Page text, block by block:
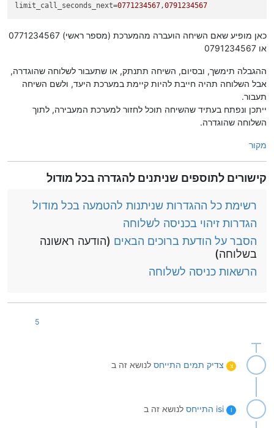
limit_call_seconds_next=0771234567,0791234567
כאן מופיע שאם השיחה הועברה מהמערכת (מספר ראשי) 0771234567
או 0791234567
ההגבלה תימשך, ובסיום, השיחה תתנתק, או שתעבור לשלוחה שהוגדרה,
אבל השלוחה תהיה חייבת להיות קיימת במערכת היעד, ולשם השיחה
תעבור.
ייתכן ונפתח בעתיד שהשיחה תוכל לחזור למערכת המעבירה, לתוך
השלוחה שהוגדרה.
מקור
קישורים לתוספים שניתנים להגדרה בכל מודול
רשימת כל ההגדרות שניתנות להטמעה בכל מודול
הגדרות זיהוי בכניסה לשלוחה
הסבר על הודעת ברוכים הבאים (הודעה ראשונה
בשלוחה)
הרשאות כניסה לשלוחה
5
צ צדיק תמים התייחס לנושא זה ב
I
isi התייחס לנושא זה ב